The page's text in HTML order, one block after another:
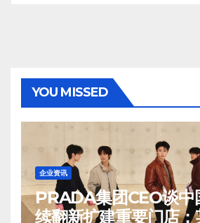
YOU MISSED
企业资讯
PRADA集团CEO谈中
续翻新扩建重要门店